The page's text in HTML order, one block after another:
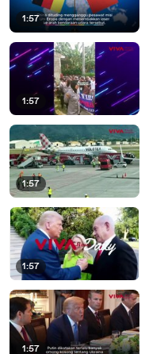
1:57
1:57
1:57
1:57
1:57